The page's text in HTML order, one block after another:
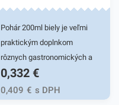
Pohár 200ml biely je veľmi
praktickým doplnkom
rôznych gastronomických a
iných potravinových
prevádzok. Vhodný pre fresh
obchody či fast foody. Pohár
0,332 €
0,409 € s DPH